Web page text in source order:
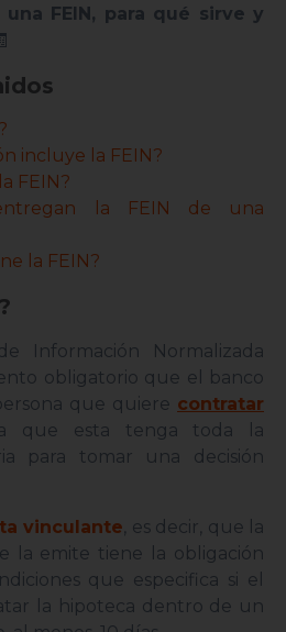
FEIN, para qué sirve y
incluye la FEIN?
FEIN?
la FEIN de una
la FEIN?
Información Normalizada
obligatorio que el banco
que quiere contratar
que esta tenga toda la
para tomar una decisión
vinculante , es decir, que la
la emite tiene la obligación
que especifica si el
la hipoteca dentro de un